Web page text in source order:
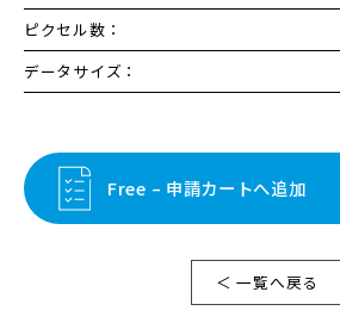
ピクセル数：
データサイズ：
Free – 申請カートへ追加
＜ 一覧へ戻る